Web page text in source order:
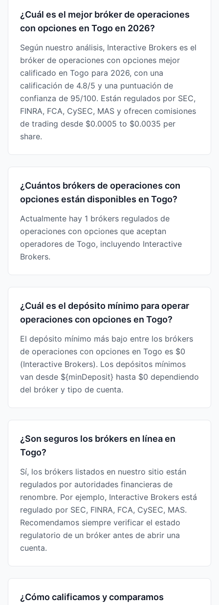
¿Cuál es el mejor bróker de operaciones
con opciones en Togo en 2026?
Según nuestro análisis, Interactive Brokers es el
bróker de operaciones con opciones mejor
calificado en Togo para 2026, con una
calificación de 4.8/5 y una puntuación de
confianza de 95/100. Están regulados por SEC,
FINRA, FCA, CySEC, MAS y ofrecen comisiones
de trading desde $0.0005 to $0.0035 per
share.
¿Cuántos brókers de operaciones con
opciones están disponibles en Togo?
Actualmente hay 1 brókers regulados de
operaciones con opciones que aceptan
operadores de Togo, incluyendo Interactive
Brokers.
¿Cuál es el depósito mínimo para operar
operaciones con opciones en Togo?
El depósito mínimo más bajo entre los brókers
de operaciones con opciones en Togo es $0
(Interactive Brokers). Los depósitos mínimos
van desde ${minDeposit} hasta $0 dependiendo
del bróker y tipo de cuenta.
¿Son seguros los brókers en línea en
Togo?
Sí, los brókers listados en nuestro sitio están
regulados por autoridades financieras de
renombre. Por ejemplo, Interactive Brokers está
regulado por SEC, FINRA, FCA, CySEC, MAS.
Recomendamos siempre verificar el estado
regulatorio de un bróker antes de abrir una
cuenta.
¿Cómo calificamos y comparamos